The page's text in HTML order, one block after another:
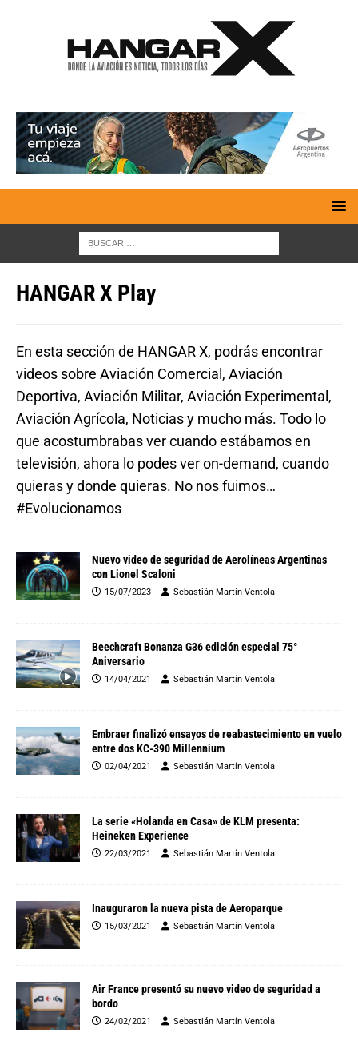
HANGAR X Play
En esta sección de HANGAR X, podrás encontrar
videos sobre Aviación Comercial, Aviación
Deportiva, Aviación Militar, Aviación Experimental,
Aviación Agrícola, Noticias y mucho más. Todo lo
que acostumbrabas ver cuando estábamos en
televisión, ahora lo podes ver on-demand, cuando
quieras y donde quieras. No nos fuimos…
#Evolucionamos
Nuevo video de seguridad de Aerolíneas Argentinas
con Lionel Scaloni
15/07/2023 Sebastián Martín Ventola
Beechcraft Bonanza G36 edición especial 75°
Aniversario
14/04/2021 Sebastián Martín Ventola
Embraer finalizó ensayos de reabastecimiento en vuelo
entre dos KC-390 Millennium
02/04/2021 Sebastián Martín Ventola
La serie «Holanda en Casa» de KLM presenta:
Heineken Experience
22/03/2021 Sebastián Martín Ventola
Inauguraron la nueva pista de Aeroparque
15/03/2021 Sebastián Martín Ventola
Air France presentó su nuevo video de seguridad a
bordo
24/02/2021 Sebastián Martín Ventola